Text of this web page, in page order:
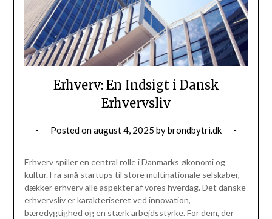
Erhverv: En Indsigt i Dansk
Erhvervsliv
Posted onaugust 4, 2025 bybrondbytri.dk
Erhverv spiller en central rolle i Danmarks økonomi og
kultur. Fra små startups til store multinationale selskaber,
dækker erhverv alle aspekter af vores hverdag. Det danske
erhvervsliv er karakteriseret ved innovation,
bæredygtighed og en stærk arbejdsstyrke. For dem, der